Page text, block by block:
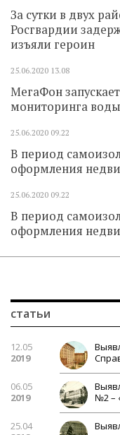
За сутки в двух
Росгвардии
изъяли героин
25.06.2020 13.08
МегаФон
мониторинга воды
25.06.2020 09.22
В период
оформления
25.06.2020 09.22
В период
оформления
статьи
12.05
2019
06.05
2019
№2 –
25.04